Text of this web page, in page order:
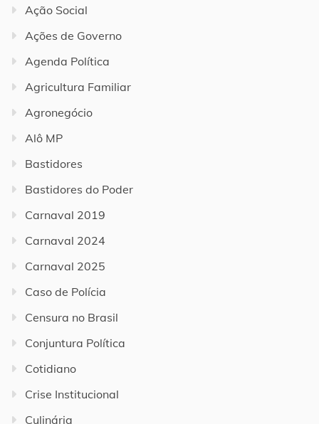
Ação Social
Ações de Governo
Agenda Política
Agricultura Familiar
Agronegócio
Alô MP
Bastidores
Bastidores do Poder
Carnaval 2019
Carnaval 2024
Carnaval 2025
Caso de Polícia
Censura no Brasil
Conjuntura Política
Cotidiano
Crise Institucional
Culinária